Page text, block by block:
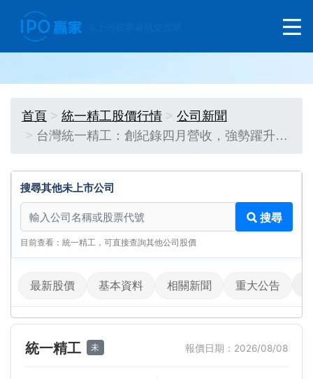
首頁 統一精工股價行情
公司新聞
台灣統一精工：創紀錄四月營收，強勢躍升…
搜尋其他未上市公司
搜尋其他未上市公司
搜尋
目前查看：統一精工，可直接查詢其他公司股價
最新股價 基本資料 相關新聞 重大公告
統一精工 未 報價日期：2026/08/08